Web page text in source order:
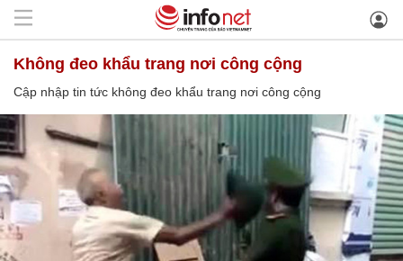
không đeo khẩu trang nơi công cộng
Cập nhập tin tức không đeo khẩu trang nơi công cộng